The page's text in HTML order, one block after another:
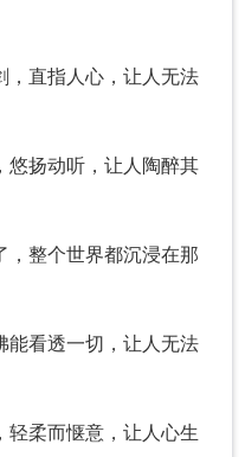
，直指人心，让人无法
悠扬动听，让人陶醉其
，整个世界都沉浸在那
能看透一切，让人无法
轻柔而惬意，让人心生